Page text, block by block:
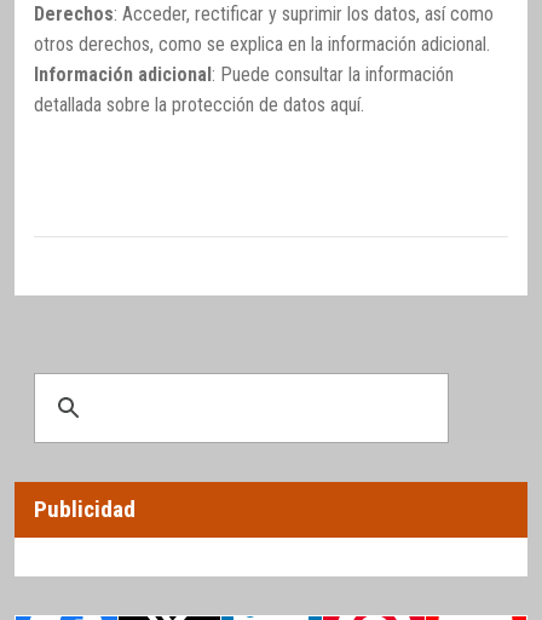
Derechos: Acceder, rectificar y suprimir los datos, así como
otros derechos, como se explica en la información adicional.
Información adicional: Puede consultar la información
detallada sobre la protección de datos aquí.
Publicidad